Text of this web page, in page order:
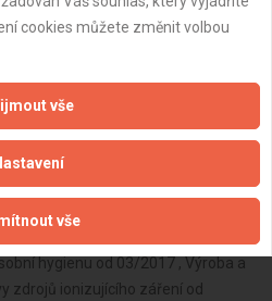
obchodu a služeb od
a jiných nemotorových dopravních
od 03/2017 , Výroba a opravy
výrobků od 03/2017 , Opravy
potřeb pro domácnost, předmětů
povahy, výrobků jemné mechaniky,
přístrojů a měřidel od 03/2017 ,
hygienu od 03/2017 , Výroba a
zdrojů ionizujícího záření od
cookies můžete změnit volbou
vše
vše